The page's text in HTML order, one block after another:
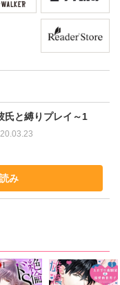
氏と縛りプレイ～1
み